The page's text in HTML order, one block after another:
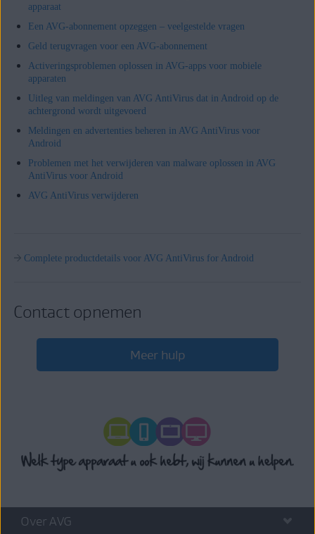
apparaat
Een AVG-abonnement opzeggen – veelgestelde vragen
Geld terugvragen voor een AVG-abonnement
Activeringsproblemen oplossen in AVG-apps voor mobiele
apparaten
Uitleg van meldingen van AVG AntiVirus dat in Android op de
achtergrond wordt uitgevoerd
Meldingen en advertenties beheren in AVG AntiVirus voor
Android
Problemen met het verwijderen van malware oplossen in AVG
AntiVirus voor Android
AVG AntiVirus verwijderen
Complete productdetails voor AVG AntiVirus for Android
Contact opnemen
Meer hulp
Over AVG